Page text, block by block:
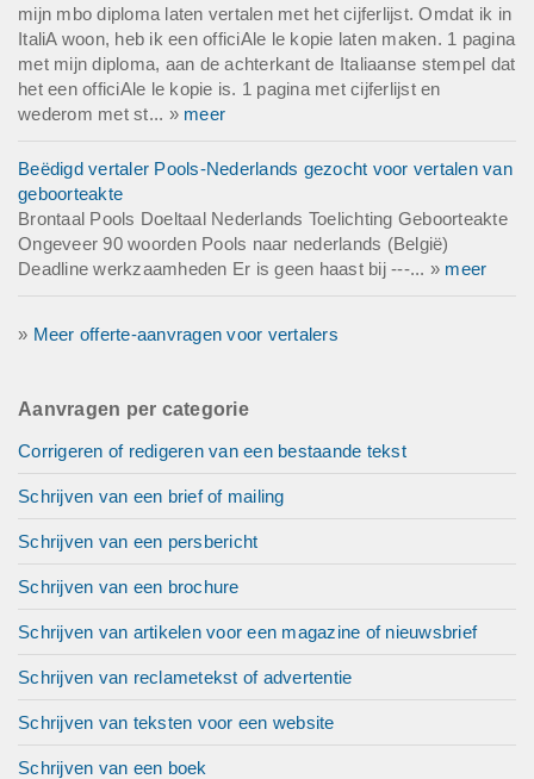
mijn mbo diploma laten vertalen met het cijferlijst. Omdat ik in
ItaliA woon, heb ik een officiAle le kopie laten maken. 1 pagina
met mijn diploma, aan de achterkant de Italiaanse stempel dat
het een officiAle le kopie is. 1 pagina met cijferlijst en
wederom met st... » meer
Beëdigd vertaler Pools-Nederlands gezocht voor vertalen van
geboorteakte
Brontaal Pools Doeltaal Nederlands Toelichting Geboorteakte
Ongeveer 90 woorden Pools naar nederlands (België)
Deadline werkzaamheden Er is geen haast bij ---... » meer
» Meer offerte-aanvragen voor vertalers
Aanvragen per categorie
Corrigeren of redigeren van een bestaande tekst
Schrijven van een brief of mailing
Schrijven van een persbericht
Schrijven van een brochure
Schrijven van artikelen voor een magazine of nieuwsbrief
Schrijven van reclametekst of advertentie
Schrijven van teksten voor een website
Schrijven van een boek